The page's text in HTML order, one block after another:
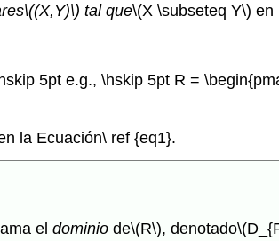
\((X,Y)\) tal que\(X \subseteq Y\) en
5pt e.g., \hskip 5pt R =
la Ecuación\ ref {eq1}.
el dominio de\(R\), denotado